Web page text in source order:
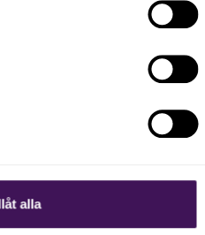
alla
Affärsnätverket Mersmak